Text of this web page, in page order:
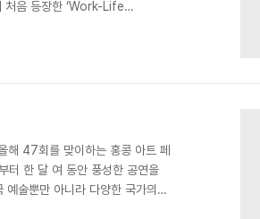
처음 등장한 ‘Work-Life
들도 유행을 하며 작아도 확실하
리나라의 여행..
해 47회를 맞이하는 홍콩 아트 페
한 달 여 동안 풍성한 공연을
술뿐만 아니라 다양한 국가의